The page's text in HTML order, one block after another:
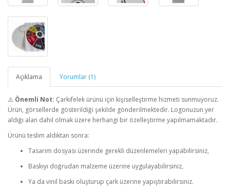
Açıklama Yorumlar (1)
⚠️ Önemli Not: Çarkıfelek ürünü için kişiselleştirme hizmeti sunmuyoruz.
Ürün, görsellerde gösterildiği şekilde gönderilmektedir. Logonuzun yer
aldığı alan dahil olmak üzere herhangi bir özelleştirme yapılmamaktadır.
Ürünü teslim aldıktan sonra:
Tasarım dosyası üzerinde gerekli düzenlemeleri yapabilirsiniz,
Baskıyı doğrudan malzeme üzerine uygulayabilirsiniz,
Ya da vinil baskı oluşturup çark üzerine yapıştırabilirsiniz.